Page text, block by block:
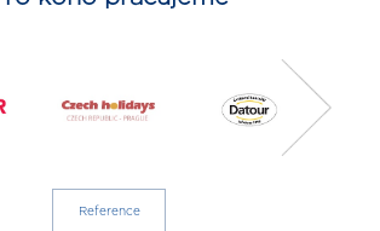
Reference